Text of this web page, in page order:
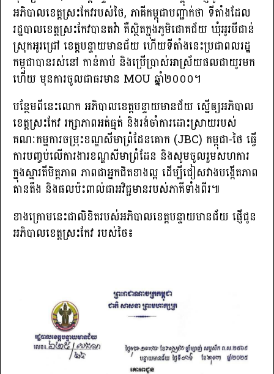
អភិបាលខេត្តស្រះកែវរបស់ថៃ, ភាគីកម្ពុជាបញ្ជាក់ថា ទីតាំងដែល
រដ្ឋបាលខេត្តស្រះកែវបានតវ៉ា គឺស្ថិតក្នុងភូមិជោគជ័យ ឃុំអូរបីជាន់
ស្រុកអូរជ្រៅ ខេត្តបន្ទាយមានជ័យ ហើយទីតាំងនេះប្រជាពលរដ្ឋ
កម្ពុជាបានរស់នៅ កាន់កាប់ និងប្រើប្រាស់អាស្រ័យផលជាយូរមក
ហើយ មុនការចូលជាធរមាន MOU ឆ្នាំ២០០០។
បន្ថែមពីនេះលោក អភិបាលខេត្តបន្ទាយមានជ័យ ស្នើឲ្យអភិបាល
ខេត្តស្រះកែវ រក្សាភាពអត់ធ្មត់ និងរង់ចាំការដោះស្រាយរបស់
គណៈកម្មការចម្រុះខណ្ឌសីមាព្រំដែនគោក (JBC) កម្ពុជា-ថៃ ធ្វើ
ការបញ្ចប់លើការងារខណ្ឌសីមាព្រំដែន និងសូមចូលរួមសហការ
ក្នុងស្មារតីមិត្តភាព ភាពជាអ្នកជិតខាងល្អ ដើម្បីជៀសវាងបង្កើតភាព
តានតឹង និងផលប៉ះពាល់ជាអវិជ្ជមានរបស់ភាគីទាំងពីរ៕
ខាងក្រោមនេះជាលិខិតរបស់អភិបាលខេត្តបន្ទាយមានជ័យ ផ្ញើជូន
អភិបាលខេត្តស្រះកែវ របស់ថៃ៖